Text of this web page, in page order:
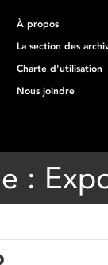
À propos
La section des
Charte d'utilisation
Nous joindre
: